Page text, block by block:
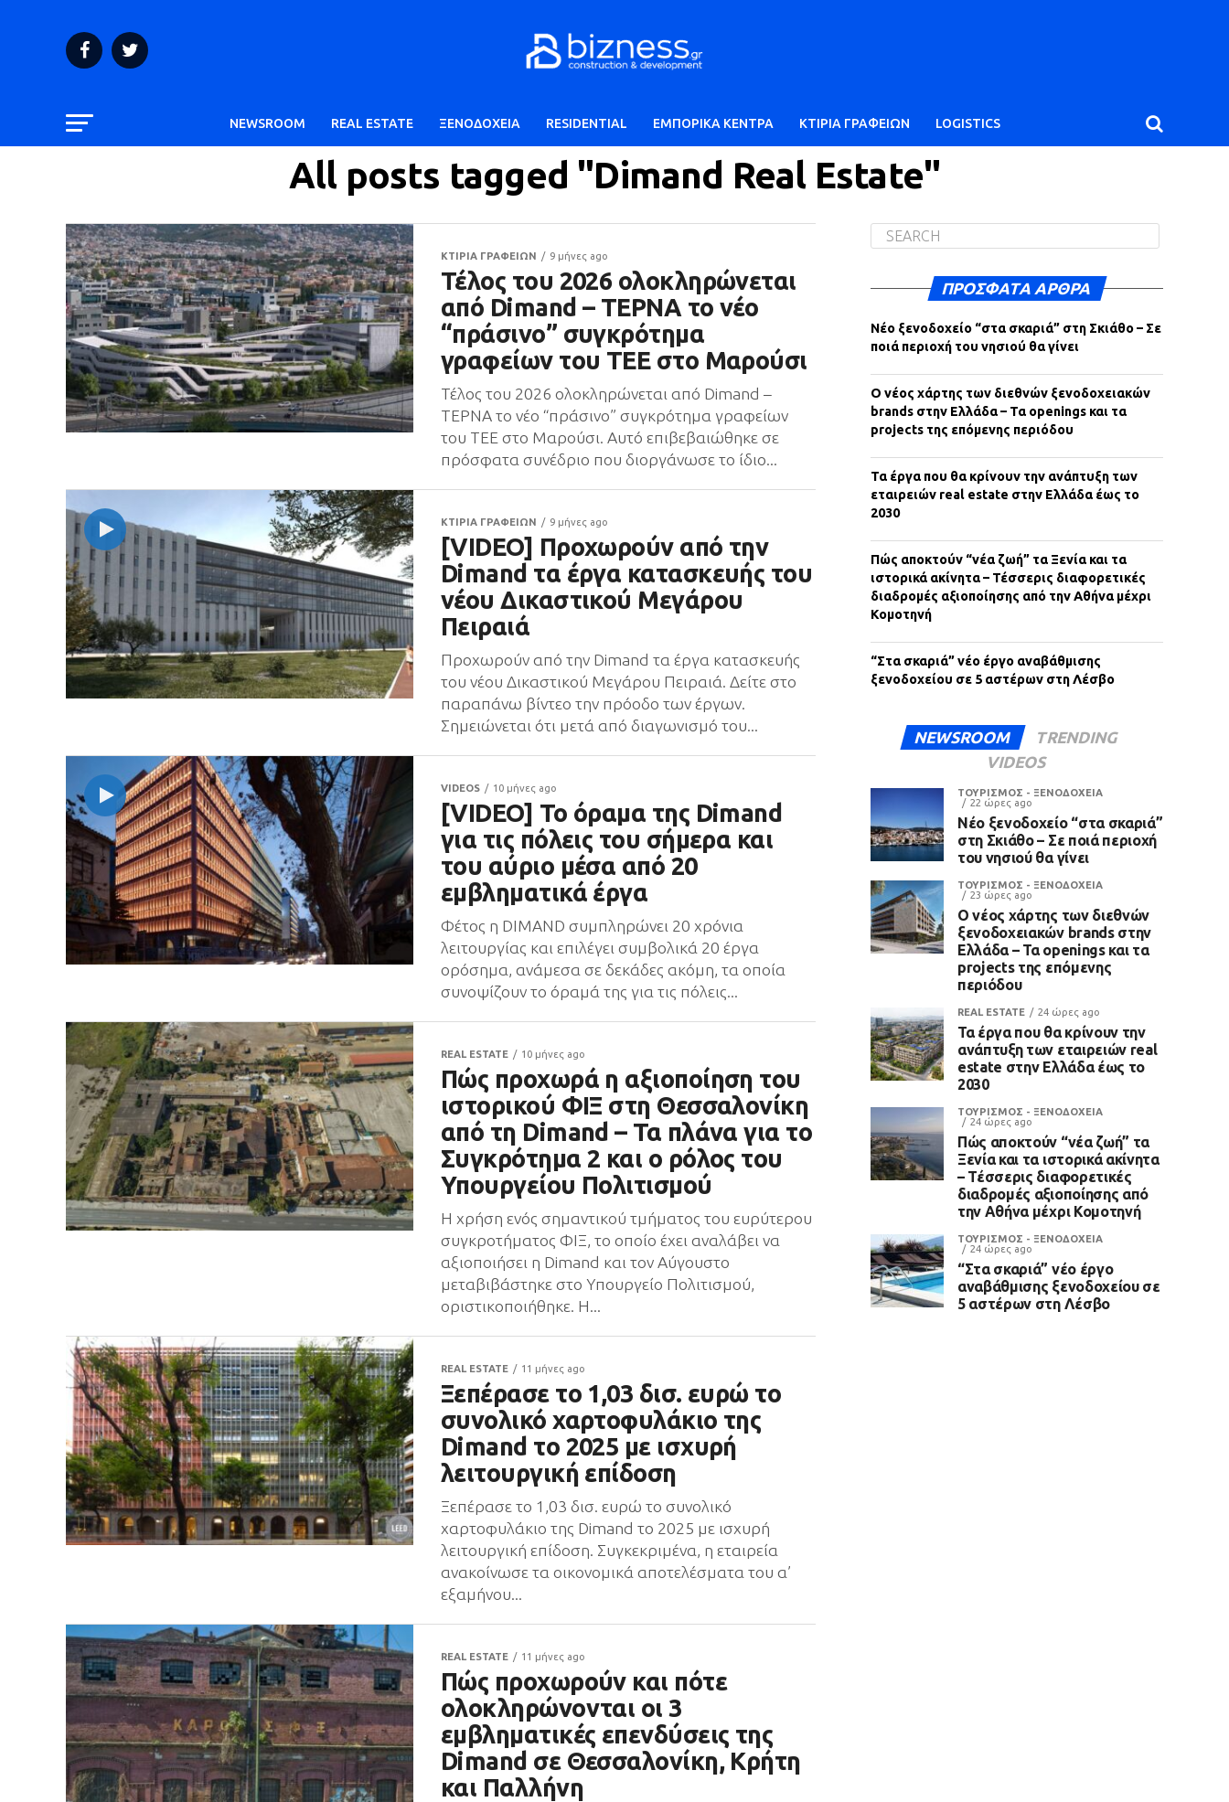
NEWSROOM REAL ESTATE ΞΕΝΟΔΟΧΕΙΑ RESIDENTIAL ΕΜΠΟΡΙΚΑ ΚΕΝΤΡΑ ΚΤΙΡΙΑ ΓΡΑΦΕΙΩΝ LOGISTICS
All posts tagged "Dimand Real Estate"
ΚΤΙΡΙΑ ΓΡΑΦΕΙΩΝ 9 μήνες ago
Τέλος του 2026 ολοκληρώνεται
από Dimand – ΤΕΡΝΑ το νέο
“πράσινο” συγκρότημα
γραφείων του ΤΕΕ στο Μαρούσι
Τέλος του 2026 ολοκληρώνεται από Dimand –
ΤΕΡΝΑ το νέο “πράσινο” συγκρότημα γραφείων
του ΤΕΕ στο Μαρούσι. Αυτό επιβεβαιώθηκε σε
πρόσφατα συνέδριο που διοργάνωσε το ίδιο...
ΚΤΙΡΙΑ ΓΡΑΦΕΙΩΝ 9 μήνες ago
[VIDEO] Προχωρούν από την
Dimand τα έργα κατασκευής του
νέου Δικαστικού Μεγάρου
Πειραιά
Προχωρούν από την Dimand τα έργα κατασκευής
του νέου Δικαστικού Μεγάρου Πειραιά. Δείτε στο
παραπάνω βίντεο την πρόοδο των έργων.
Σημειώνεται ότι μετά από διαγωνισμό του...
VIDEOS 10 μήνες ago
[VIDEO] Το όραμα της Dimand
για τις πόλεις του σήμερα και
του αύριο μέσα από 20
εμβληματικά έργα
Φέτος η DIMAND συμπληρώνει 20 χρόνια
λειτουργίας και επιλέγει συμβολικά 20 έργα
ορόσημα, ανάμεσα σε δεκάδες ακόμη, τα οποία
συνοψίζουν το όραμά της για τις πόλεις...
REAL ESTATE 10 μήνες ago
Πώς προχωρά η αξιοποίηση του
ιστορικού ΦΙΞ στη Θεσσαλονίκη
από τη Dimand – Τα πλάνα για το
Συγκρότημα 2 και ο ρόλος του
Υπουργείου Πολιτισμού
Η χρήση ενός σημαντικού τμήματος του ευρύτερου
συγκροτήματος ΦΙΞ, το οποίο έχει αναλάβει να
αξιοποιήσει η Dimand και τον Αύγουστο
μεταβιβάστηκε στο Υπουργείο Πολιτισμού,
οριστικοποιήθηκε. Η...
REAL ESTATE 11 μήνες ago
Ξεπέρασε το 1,03 δισ. ευρώ το
συνολικό χαρτοφυλάκιο της
Dimand το 2025 με ισχυρή
λειτουργική επίδοση
Ξεπέρασε το 1,03 δισ. ευρώ το συνολικό
χαρτοφυλάκιο της Dimand το 2025 με ισχυρή
λειτουργική επίδοση. Συγκεκριμένα, η εταιρεία
ανακοίνωσε τα οικονομικά αποτελέσματα του α’
εξαμήνου...
REAL ESTATE 11 μήνες ago
Πώς προχωρούν και πότε
ολοκληρώνονται οι 3
εμβληματικές επενδύσεις της
Dimand σε Θεσσαλονίκη, Κρήτη
και Παλλήνη
ΠΡΌΣΦΑΤΑ ΆΡΘΡΑ
Νέο ξενοδοχείο “στα σκαριά” στη Σκιάθο – Σε
ποιά περιοχή του νησιού θα γίνει
Ο νέος χάρτης των διεθνών ξενοδοχειακών
brands στην Ελλάδα – Τα openings και τα
projects της επόμενης περιόδου
Τα έργα που θα κρίνουν την ανάπτυξη των
εταιρειών real estate στην Ελλάδα έως το
2030
Πώς αποκτούν “νέα ζωή” τα Ξενία και τα
ιστορικά ακίνητα – Τέσσερις διαφορετικές
διαδρομές αξιοποίησης από την Αθήνα μέχρι
Κομοτηνή
“Στα σκαριά” νέο έργο αναβάθμισης
ξενοδοχείου σε 5 αστέρων στη Λέσβο
NEWSROOM
TRENDING
VIDEOS
ΤΟΥΡΙΣΜΟΣ - ΞΕΝΟΔΟΧΕΙΑ
22 ώρες ago
Νέο ξενοδοχείο “στα σκαριά”
στη Σκιάθο – Σε ποιά περιοχή
του νησιού θα γίνει
ΤΟΥΡΙΣΜΟΣ - ΞΕΝΟΔΟΧΕΙΑ
23 ώρες ago
Ο νέος χάρτης των διεθνών
ξενοδοχειακών brands στην
Ελλάδα – Τα openings και τα
projects της επόμενης
περιόδου
REAL ESTATE 24 ώρες ago
Τα έργα που θα κρίνουν την
ανάπτυξη των εταιρειών real
estate στην Ελλάδα έως το
2030
ΤΟΥΡΙΣΜΟΣ - ΞΕΝΟΔΟΧΕΙΑ
24 ώρες ago
Πώς αποκτούν “νέα ζωή” τα
Ξενία και τα ιστορικά ακίνητα
– Τέσσερις διαφορετικές
διαδρομές αξιοποίησης από
την Αθήνα μέχρι Κομοτηνή
ΤΟΥΡΙΣΜΟΣ - ΞΕΝΟΔΟΧΕΙΑ
24 ώρες ago
“Στα σκαριά” νέο έργο
αναβάθμισης ξενοδοχείου σε
5 αστέρων στη Λέσβο